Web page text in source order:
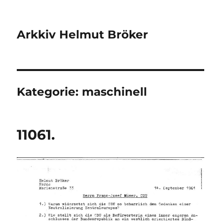
Arkkiv Helmut Bröker
Kategorie: maschinell
11061.